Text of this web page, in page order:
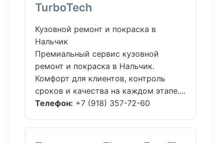
TurboTech
Кузовной ремонт и покраска в
Нальчик
Премиальный сервис кузовной
ремонт и покраска в Нальчик.
Комфорт для клиентов, контроль
сроков и качества на каждом этапе....
Телефон: +7 (918) 357-72-60